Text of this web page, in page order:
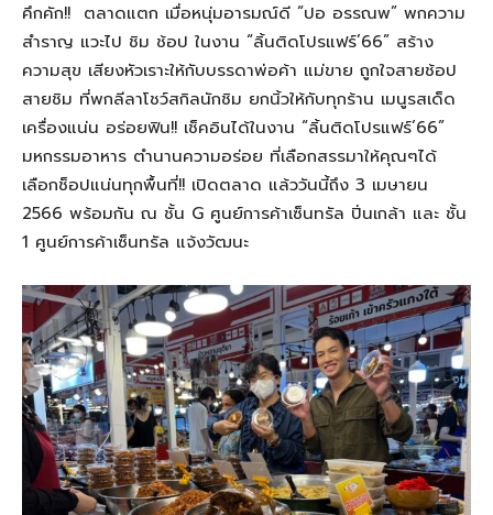
คึกคัก!! ตลาดแตก เมื่อหนุ่มอารมณ์ดี “ปอ อรรณพ” พกความ
สำราญ แวะไป ชิม ช้อป ในงาน “ลิ้นติดโปรแฟร์’66” สร้าง
ความสุข เสียงหัวเราะให้กับบรรดาพ่อค้า แม่ขาย ถูกใจสายช้อป
สายชิม ที่พกลีลาโชว์สกิลนักชิม ยกนิ้วให้กับทุกร้าน เมนูรสเด็ด
เครื่องแน่น อร่อยฟิน!! เช็คอินได้ในงาน “ลิ้นติดโปรแฟร์’66”
มหกรรมอาหาร ตำนานความอร่อย ที่เลือกสรรมาให้คุณๆได้
เลือกช็อปแน่นทุกพื้นที่!! เปิดตลาด แล้ววันนี้ถึง 3 เมษายน
2566 พร้อมกัน ณ ชั้น G ศูนย์การค้าเซ็นทรัล ปิ่นเกล้า และ ชั้น
1 ศูนย์การค้าเซ็นทรัล แจ้งวัฒนะ